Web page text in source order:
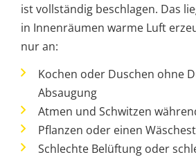
ist vollständig beschlagen. Das
in Innenräumen warme Luft
nur an:
Kochen oder Duschen ohne
Absaugung
Atmen und Schwitzen
Pflanzen oder einen
Schlechte Belüftung oder